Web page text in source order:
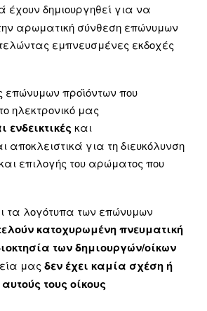
έχουν δημιουργηθεί για να
αρωματική σύνθεση επώνυμων
εμπνευσμένες εκδοχές
προϊόντων που
ηλεκτρονικό μας
ενδεικτικές και
αποκλειστικά για τη διευκόλυνση
επιλογής του αρώματος που
τα λογότυπα των επώνυμων
κατοχυρωμένη πνευματική
των δημιουργών/οίκων
μας δεν έχει καμία σχέση ή
τους οίκους